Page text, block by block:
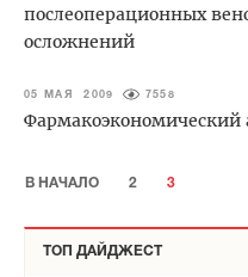
послеоперационных
осложнений
05 МАЯ 2009 7558
Фармакоэкономический
В НАЧАЛО 2 3
ТОП ДАЙДЖЕСТ